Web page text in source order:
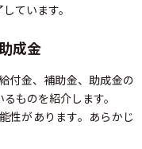
ています。
成金
付金、補助金、助成金の
ものを紹介します。
性があります。あらかじ